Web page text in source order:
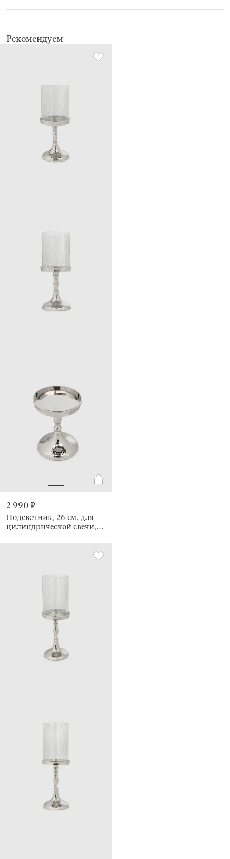
Рекомендуем
2 990 ₽
Подсвечник, 26 см, для
цилиндрической свечи,